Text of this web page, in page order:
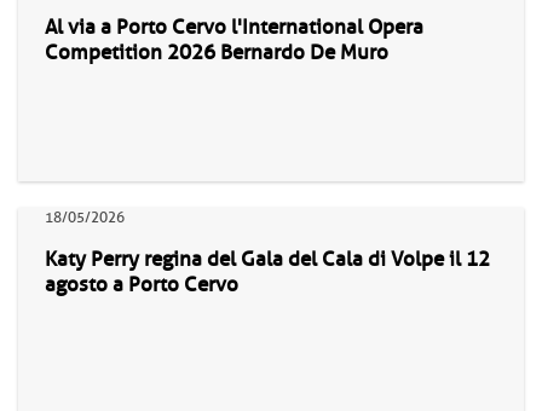
Al via a Porto Cervo l'International Opera
Competition 2026 Bernardo De Muro
18/05/2026
Katy Perry regina del Gala del Cala di Volpe il 12
agosto a Porto Cervo